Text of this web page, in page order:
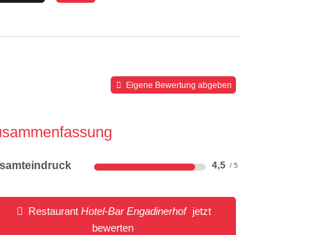
Eigene Bewertung abgeben
4,5
RestaurantHotel-Bar Engadinerhof jetzt
bewerten